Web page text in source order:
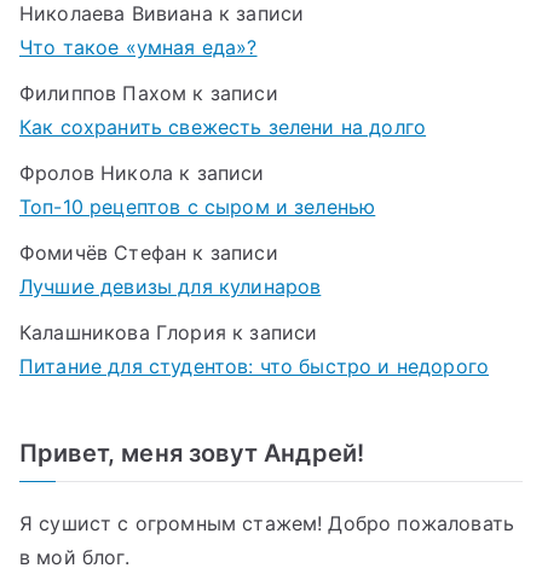
Николаева Вивиана к записи
Что такое «умная еда»?
Филиппов Пахом к записи
Как сохранить свежесть зелени на долго
Фролов Никола к записи
Топ-10 рецептов с сыром и зеленью
Фомичёв Стефан к записи
Лучшие девизы для кулинаров
Калашникова Глория к записи
Питание для студентов: что быстро и недорого
Привет, меня зовут Андрей!
Я сушист с огромным стажем! Добро пожаловать
в мой блог.